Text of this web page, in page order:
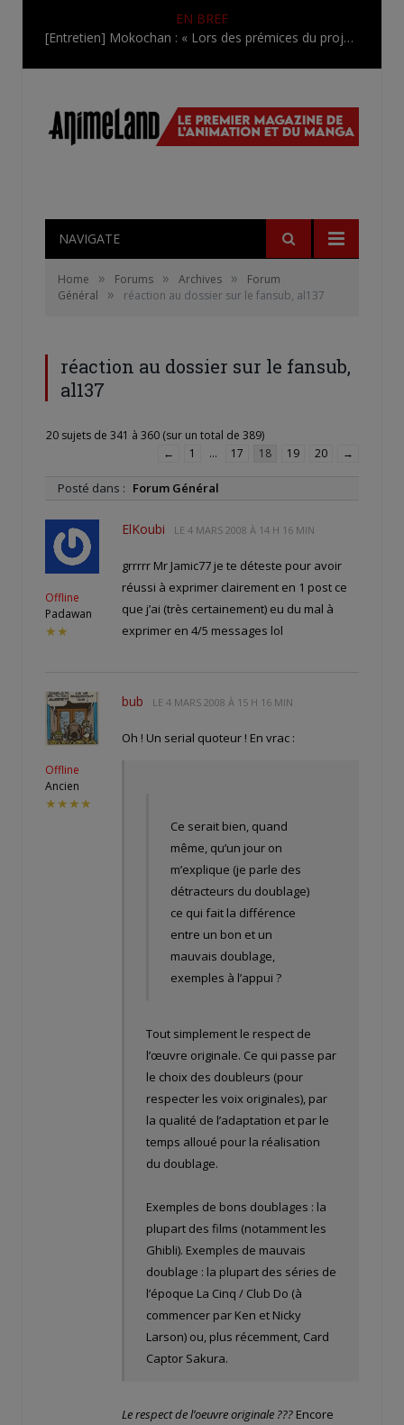
EN BREF
[Entretien] Mokochan : « Lors des prémices du projet, il était déjà demandé de suivre au mieux le manga originel.»
NAVIGATE
Home » Forums » Archives »
Forum
Général
» réaction au dossier sur le fansub, al137
réaction au dossier sur le fansub,
al137
20 sujets de 341 à 360 (sur un total de 389)
←
1 … 17 18 19 20 →
Posté dans : Forum Général
Offline
Padawan
★★
ElKoubi LE 4 MARS 2008 À 14 H 16 MIN
grrrrr Mr Jamic77 je te déteste pour avoir
réussi à exprimer clairement en 1 post ce
que j’ai (très certainement) eu du mal à
exprimer en 4/5 messages lol
Offline
Ancien
★★★★
bub LE 4 MARS 2008 À 15 H 16 MIN
Oh ! Un serial quoteur ! En vrac :
Ce serait bien, quand
même, qu’un jour on
m’explique (je parle des
détracteurs du doublage)
ce qui fait la différence
entre un bon et un
mauvais doublage,
exemples à l’appui ?
Tout simplement le respect de
l’œuvre originale. Ce qui passe par
le choix des doubleurs (pour
respecter les voix originales), par
la qualité de l’adaptation et par le
temps alloué pour la réalisation
du doublage.
Exemples de bons doublages : la
plupart des films (notamment les
Ghibli). Exemples de mauvais
doublage : la plupart des séries de
l’époque La Cinq / Club Do (à
commencer par Ken et Nicky
Larson) ou, plus récemment, Card
Captor Sakura.
Le respect de l’oeuvre originale ??? Encore